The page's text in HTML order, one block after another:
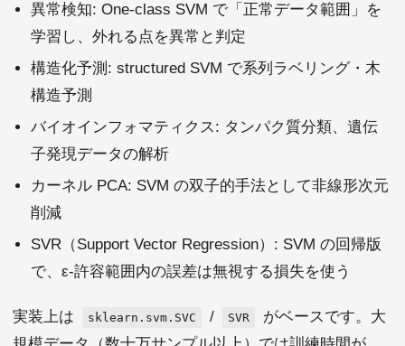
異常検知: One-class SVM で「正常データ範囲」を
学習し、外れる点を異常と判定
構造化予測: structured SVM で系列ラベリング・木
構造予測
バイオインフォマティクス: タンパク質分類、遺伝
子発現データの解析
カーネル PCA: SVM の双子的手法として非線形次元
削減
SVR（Support Vector Regression）: SVM の回帰版
で、ε-許容範囲内の誤差は無視する損失を使う
実装上は sklearn.svm.SVC / SVR
がベースです。大